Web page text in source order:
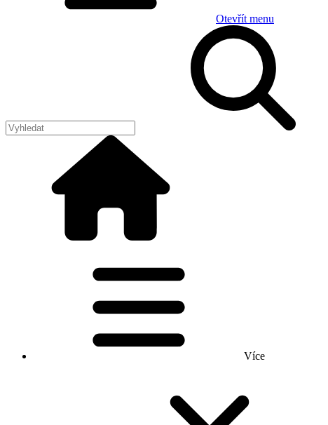
Otevřít menu
Více